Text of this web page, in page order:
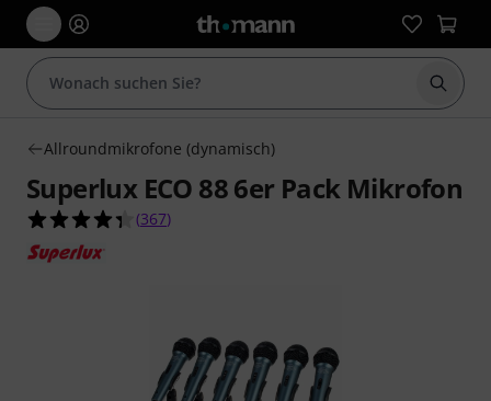
Suche
Allroundmikrofone (dynamisch)
Superlux ECO 88 6er Pack Mikrofon
4.3 von 5 Sternen aus 367 Kundenbewertungen
(367)